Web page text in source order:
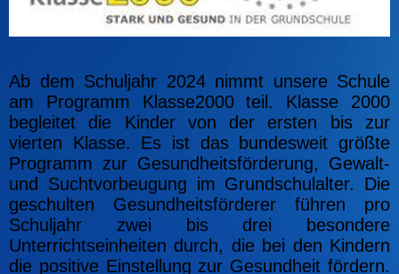
Ab dem Schuljahr 2024 nimmt unsere Schule
am Programm Klasse2000 teil. Klasse 2000
begleitet die Kinder von der ersten bis zur
vierten Klasse. Es ist das bundesweit größte
Programm zur Gesundheitsförderung, Gewalt-
und Suchtvorbeugung im Grundschulalter. Die
geschulten Gesundheitsförderer führen pro
Schuljahr zwei bis drei besondere
Unterrichtseinheiten durch, die bei den Kindern
die positive Einstellung zur Gesundheit fördern.